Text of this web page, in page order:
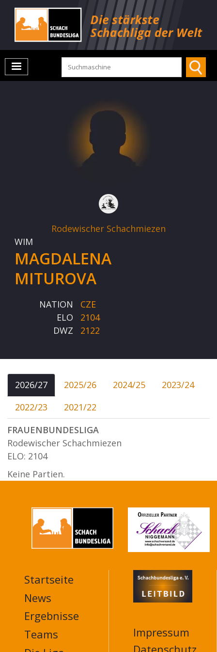
Rodewischer Schachmiezen
WIM
MAGDALENA
MITUROVA
NATION
CZE
ELO
2104
DWZ
2122
2026/27 2025/26 2024/25
2023/24
2022/23
2021/22
FRAUENBUNDESLIGA
Rodewischer Schachmiezen
ELO: 2104
Keine Partien.
MAIN
NAVIGATION
FOOTER
Startseite
News
Ergebnisse
Teams
Impressum